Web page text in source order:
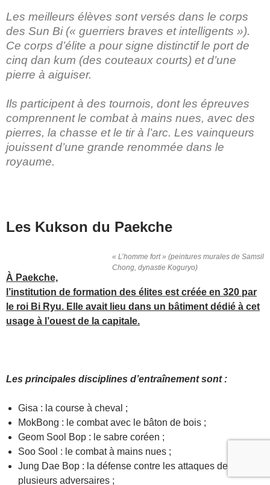
Les meilleurs élèves sont versés dans le corps
des Sun Bi (« guerriers braves et intelligents »).
Ce corps d’élite a pour signe distinctif le port de
cinq dan kum (des couteaux courts) et d’une
pierre à aiguiser.
Ils participent à des tournois, dont les épreuves
comprennent le combat à mains nues, avec des
pierres, la chasse et le tir à l’arc. Les vainqueurs
jouissent d’une grande renommée dans le
royaume.
Les Kukson du Paekche
« L’homme fort » (peintures murales de Samsil
Chong, dynastie Koguryo)
À Paekche,
l’institution de formation des élites est créée en 320 par
le roi Bi Ryu. Elle avait lieu dans un bâtiment dédié à cet
usage à l’ouest de la capitale.
Les principales disciplines d’entraînement sont :
Gisa : la course à cheval ;
MokBong : le combat avec le bâton de bois ;
Geom Sool Bop : le sabre coréen ;
Soo Sool : le combat à mains nues ;
Jung Dae Bop : la défense contre les attaques de
plusieurs adversaires ;